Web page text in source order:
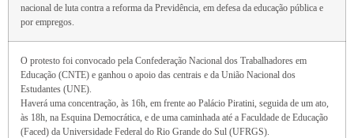
nacional de luta contra a reforma da Previdência, em defesa da educação pública e
por empregos.
O protesto foi convocado pela Confederação Nacional dos Trabalhadores em
Educação (CNTE) e ganhou o apoio das centrais e da União Nacional dos
Estudantes (UNE).
Haverá uma concentração, às 16h, em frente ao Palácio Piratini, seguida de um ato,
às 18h, na Esquina Democrática, e de uma caminhada até a Faculdade de Educação
(Faced) da Universidade Federal do Rio Grande do Sul (UFRGS).